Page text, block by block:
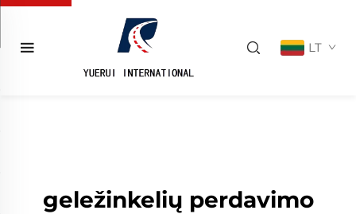
LT
geležinkelių perdavimo